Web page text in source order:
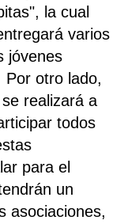
la cual
varios
jóvenes
Por otro lado,
realizará a
todos
para el
un
asociaciones,